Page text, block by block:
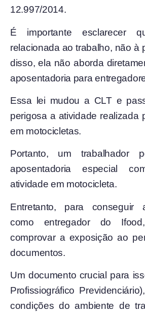
12.997/2014.
É importante esclarecer
relacionada ao trabalho, não à
disso, ela não aborda
aposentadoria para
Essa lei mudou a CLT e
perigosa a atividade realizada
em motocicletas.
Portanto, um trabalhador
aposentadoria especial
atividade em motocicleta.
Entretanto, para conseguir
como entregador do
comprovar a exposição ao
documentos.
Um documento crucial para
Profissiográfico
condições do ambiente de